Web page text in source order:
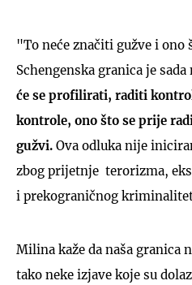
"To neće značiti gužve i ono
Schengenska granica je sada
će se profilirati, raditi
kontrole, ono što se prije
gužvi. Ova odluka nije
zbog prijetnje terorizma,
i prekograničnog
Milina kaže da naša granica
tako neke izjave koje su